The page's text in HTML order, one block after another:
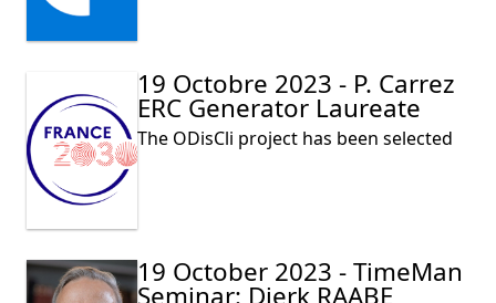
19 Octobre 2023 - P. Carrez
ERC Generator Laureate
The ODisCli project has been selected
19 October 2023 - TimeMan
Seminar: Dierk RAABE